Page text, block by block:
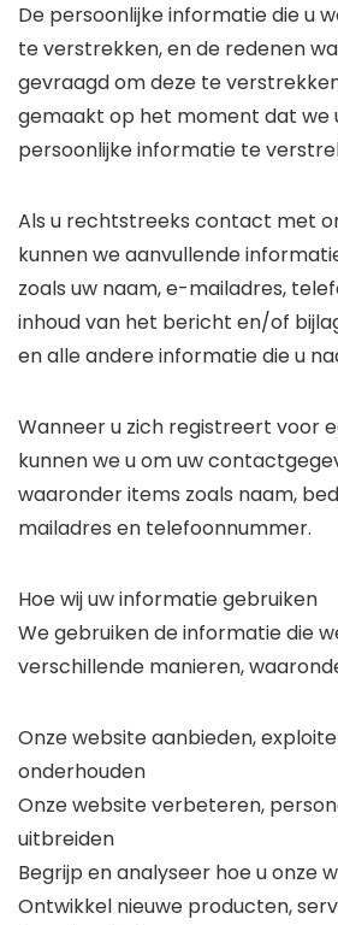
De persoonlijke informatie die u
te verstrekken, en de redenen
gevraagd om deze te
gemaakt op het moment dat we
persoonlijke informatie te
Als u rechtstreeks contact met
kunnen we aanvullende
zoals uw naam, e-mailadres,
inhoud van het bericht en/of
en alle andere informatie die u
Wanneer u zich registreert voor
kunnen we u om uw
waaronder items zoals naam,
mailadres en telefoonnummer.
Hoe wij uw informatie gebruiken
We gebruiken de informatie die
verschillende manieren,
Onze website aanbieden,
onderhouden
Onze website verbeteren,
uitbreiden
Begrijp en analyseer hoe u onze
Ontwikkel nieuwe producten,